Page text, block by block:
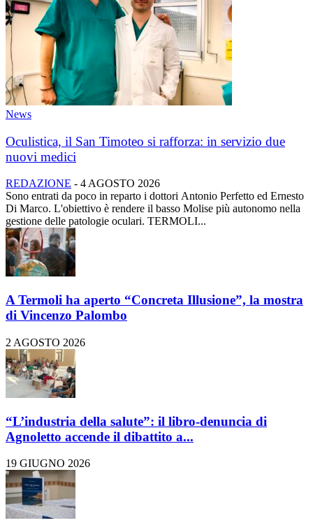
News
Oculistica, il San Timoteo si rafforza: in servizio due
nuovi medici
REDAZIONE - 4 AGOSTO 2026
Sono entrati da poco in reparto i dottori Antonio Perfetto ed Ernesto
Di Marco. L'obiettivo è rendere il basso Molise più autonomo nella
gestione delle patologie oculari. TERMOLI...
A Termoli ha aperto “Concreta Illusione”, la mostra
di Vincenzo Palombo
2 AGOSTO 2026
“L’industria della salute”: il libro-denuncia di
Agnoletto accende il dibattito a...
19 GIUGNO 2026